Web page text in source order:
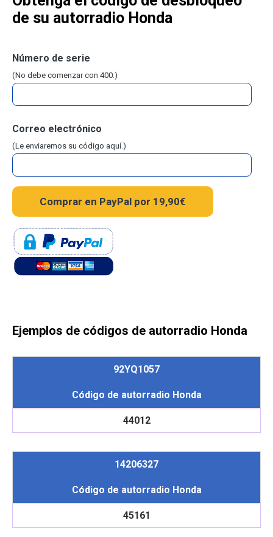
de su autorradio Honda
Número de serie
(No debe comenzar con 400.)
Correo electrónico
(Le enviaremos su código aquí.)
Ejemplos de códigos de autorradio Honda
92YQ1057
Código de autorradio Honda
44012
14206327
Código de autorradio Honda
45161